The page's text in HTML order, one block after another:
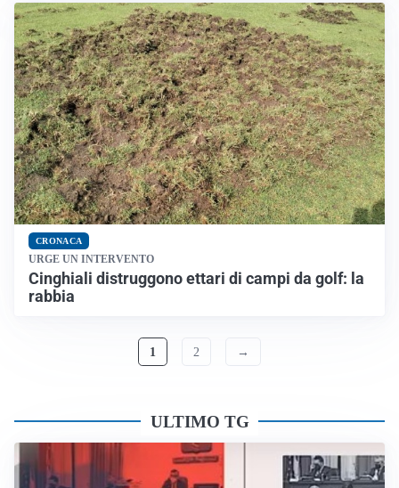
CRONACA
URGE UN INTERVENTO
Cinghiali distruggono ettari di campi da golf: la
rabbia
1 2 →
ULTIMO TG